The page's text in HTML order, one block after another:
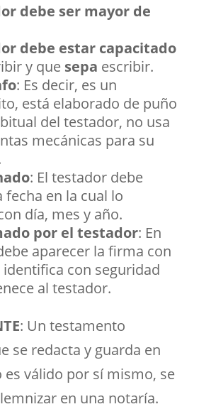
debe ser mayor de
debe estar capacitado
y que sepa escribir.
: Es decir, es un
está elaborado de puño
del testador, no usa
mecánicas para su
: El testador debe
fecha en la cual lo
día, mes y año.
por el testador: En
aparecer la firma con
identifica con seguridad
al testador.
: Un testamento
se redacta y guarda en
es válido por sí mismo, se
en una notaría.